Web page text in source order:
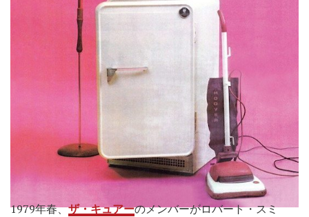
1979年春、ザ・キュアーのメンバーがロバート・スミ